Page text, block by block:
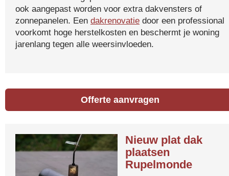
ook aangepast worden voor extra dakvensters of
zonnepanelen. Een dakrenovatie door een professional
voorkomt hoge herstelkosten en beschermt je woning
jarenlang tegen alle weersinvloeden.
Offerte aanvragen
Nieuw plat dak
plaatsen
Rupelmonde